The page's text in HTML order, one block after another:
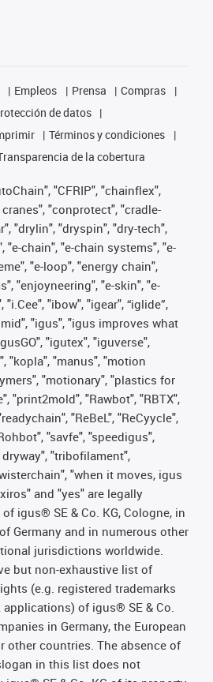
Empleos Prensa
Compras
de datos
Términos y condiciones
de la cobertura
"CFRIP", "chainflex",
"conprotect", "cradle-
"drylin", "dryspin", "dry-tech",
"e-chain", "e-chain systems", "e-
"e-loop", "energy chain",
"enjoyneering", "e-skin", "e-
"ibow", "igear", “iglide”,
"igus", "igus improves what
"igutex", "iguverse",
"kopla", "manus", "motion
"motionary", "plastics for
"print2mold", "Rawbot", "RBTX",
"ReBeL", "ReCyycle",
"savfe", "speedigus",
"tribofilament",
"when it moves, igus
and "yes" are legally
igus® SE & Co. KG, Cologne, in
Germany and in numerous other
jurisdictions worldwide.
but non-exhaustive list of
(e.g. registered trademarks
of igus® SE & Co.
in Germany, the European
other countries. The absence of
in this list does not